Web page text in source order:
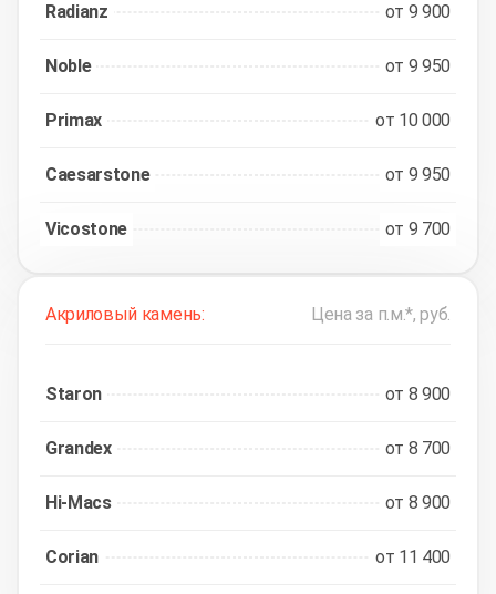
Radianz от 9 900
Noble от 9 950
Primax от 10 000
Caesarstone от 9 950
Vicostone от 9 700
Акриловый камень: Цена за п.м.*, руб.
Staron от 8 900
Grandex от 8 700
Hi-Macs от 8 900
Corian от 11 400